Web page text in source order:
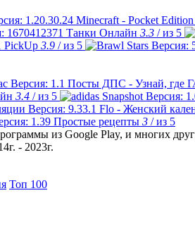
Minecraft - Pocket
Танки Онлайн 3.3 / из 5
PickUp 3.9 / из 5
Посты ДПС - Узнай, где
3.4 / из 5
Flo - Женский
Простые рецепты 3 / из 5
из Google Play, и многих
- 2023г.
Топ 100